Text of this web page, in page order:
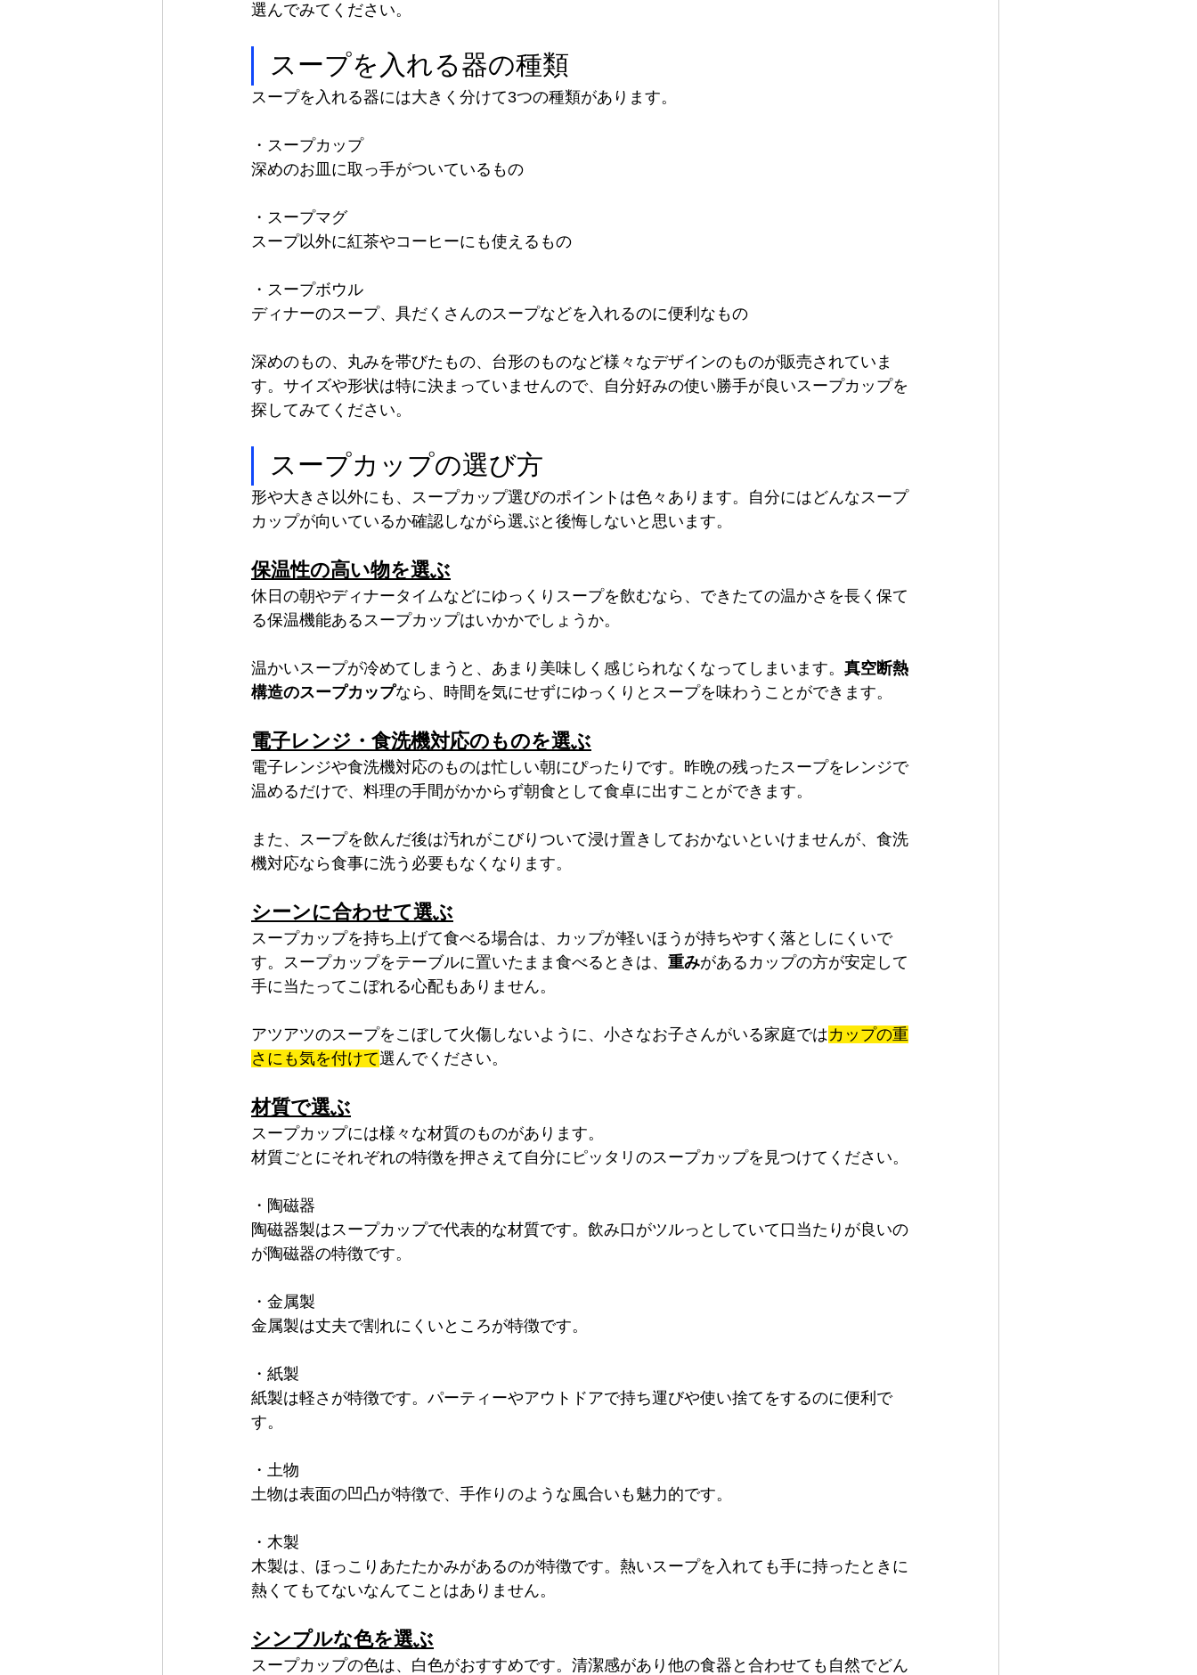
選んでみてください。
スープを入れる器の種類
スープを入れる器には大きく分けて3つの種類があります。
・スープカップ
深めのお皿に取っ手がついているもの
・スープマグ
スープ以外に紅茶やコーヒーにも使えるもの
・スープボウル
ディナーのスープ、具だくさんのスープなどを入れるのに便利なもの
深めのもの、丸みを帯びたもの、台形のものなど様々なデザインのものが販売されていま
す。サイズや形状は特に決まっていませんので、自分好みの使い勝手が良いスープカップを
探してみてください。
スープカップの選び方
形や大きさ以外にも、スープカップ選びのポイントは色々あります。自分にはどんなスープ
カップが向いているか確認しながら選ぶと後悔しないと思います。
保温性の高い物を選ぶ
休日の朝やディナータイムなどにゆっくりスープを飲むなら、できたての温かさを長く保て
る保温機能あるスープカップはいかかでしょうか。
温かいスープが冷めてしまうと、あまり美味しく感じられなくなってしまいます。 真空断熱
構造のスープカップなら、時間を気にせずにゆっくりとスープを味わうことができます。
電子レンジ・食洗機対応のものを選ぶ
電子レンジや食洗機対応のものは忙しい朝にぴったりです。昨晩の残ったスープをレンジで
温めるだけで、料理の手間がかからず朝食として食卓に出すことができます。
また、スープを飲んだ後は汚れがこびりついて浸け置きしておかないといけませんが、食洗
機対応なら食事に洗う必要もなくなります。
シーンに合わせて選ぶ
スープカップを持ち上げて食べる場合は、カップが軽いほうが持ちやすく落としにくいで
す。スープカップをテーブルに置いたまま食べるときは、 重みがあるカップの方が安定して
手に当たってこぼれる心配もありません。
アツアツのスープをこぼして火傷しないように、小さなお子さんがいる家庭ではカップの重
さにも気を付けて選んでください。
材質で選ぶ
スープカップには様々な材質のものがあります。
材質ごとにそれぞれの特徴を押さえて自分にピッタリのスープカップを見つけてください。
・陶磁器
陶磁器製はスープカップで代表的な材質です。飲み口がツルっとしていて口当たりが良いの
が陶磁器の特徴です。
・金属製
金属製は丈夫で割れにくいところが特徴です。
・紙製
紙製は軽さが特徴です。パーティーやアウトドアで持ち運びや使い捨てをするのに便利で
す。
・土物
土物は表面の凹凸が特徴で、手作りのような風合いも魅力的です。
・木製
木製は、ほっこりあたたかみがあるのが特徴です。熱いスープを入れても手に持ったときに
熱くてもてないなんてことはありません。
シンプルな色を選ぶ
スープカップの色は、白色がおすすめです。清潔感があり他の食器と合わせても自然でどん